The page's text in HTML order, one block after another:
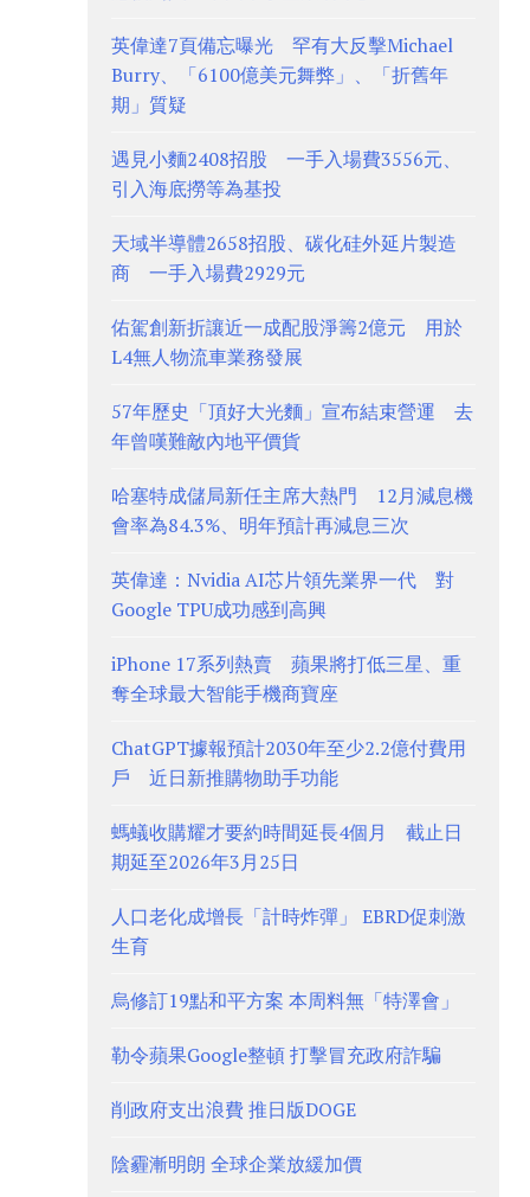
英偉達7頁備忘曝光 罕有大反擊Michael
Burry、「6100億美元舞弊」、「折舊年
期」質疑
遇見小麵2408招股 一手入場費3556元、
引入海底撈等為基投
天域半導體2658招股、碳化硅外延片製造
商 一手入場費2929元
佑駕創新折讓近一成配股淨籌2億元 用於
L4無人物流車業務發展
57年歷史「頂好大光麵」宣布結束營運 去
年曾嘆難敵內地平價貨
哈塞特成儲局新任主席大熱門 12月減息機
會率為84.3%、明年預計再減息三次
英偉達：Nvidia AI芯片領先業界一代 對
Google TPU成功感到高興
iPhone 17系列熱賣 蘋果將打低三星、重
奪全球最大智能手機商寶座
ChatGPT據報預計2030年至少2.2億付費用
戶 近日新推購物助手功能
螞蟻收購耀才要約時間延長4個月 截止日
期延至2026年3月25日
人口老化成增長「計時炸彈」 EBRD促刺激
生育
烏修訂19點和平方案 本周料無「特澤會」
勒令蘋果Google整頓 打擊冒充政府詐騙
削政府支出浪費 推日版DOGE
陰霾漸明朗 全球企業放緩加價